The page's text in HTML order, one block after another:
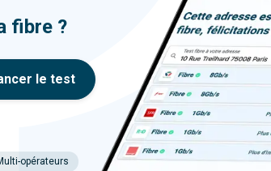
fibre ?
le test
opérateurs